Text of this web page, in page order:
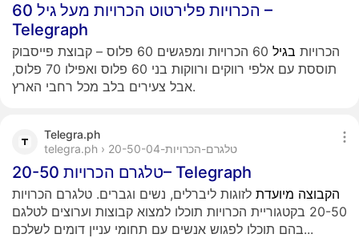
הכרויות פלירטוט הכרויות מעל גיל 60 –
Telegraph
הכרויות בגיל
60 הכרויות ומפגשים 60 פלוס – קבוצת פייסבוק
תוססת עם אלפי רווקים ורווקות בני 60 פלוס ואפילו 70 פלוס,
אבל צעירים בלב מכל רחבי הארץ.
Telegra.ph
telegra.ph › טלגרם-הכרויות-20-50-04
טלגרם הכרויות 20-50– Telegraph
הקבוצה מיועדת לזוגות ליברלים, נשים וגברים. טלגרם הכרויות
20-50 בקטגוריית הכרויות תוכלו למצוא קבוצות וערוצים לטלגם
בהם תוכלו לפגוש אנשים עם תחומי עניין דומים לשלכם...